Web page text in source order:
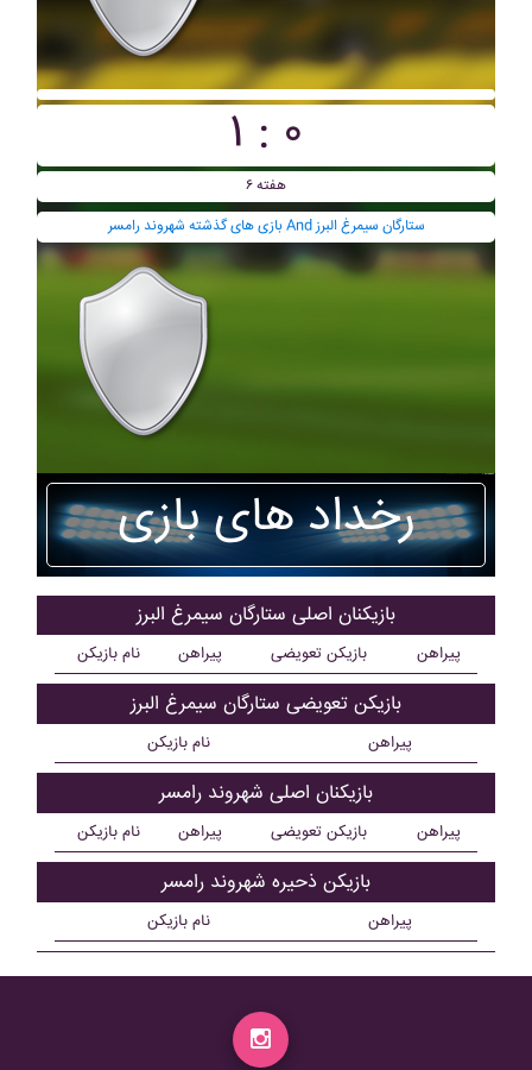
۱ : ۰
هفته ۶
بازی های گذشته شهروند رامسر And ستارگان سيمرغ البرز
رخداد های بازی
بازیکنان اصلی ستارگان سيمرغ البرز
نام بازیکن پیراهن بازیکن تعویضی پیراهن
بازیکن تعویضی ستارگان سيمرغ البرز
نام بازیکن پیراهن
بازیکنان اصلی شهروند رامسر
نام بازیکن پیراهن بازیکن تعویضی پیراهن
بازیکن ذحیره شهروند رامسر
نام بازیکن پیراهن